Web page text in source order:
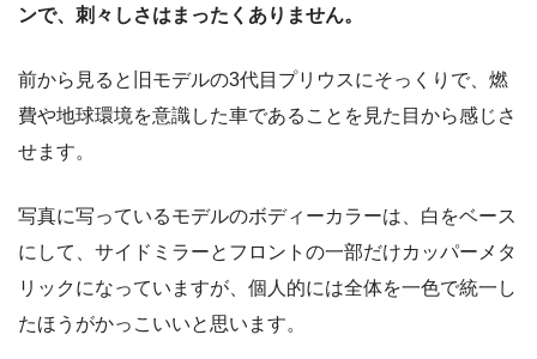
ンで、刺々しさはまったくありません。
前から見ると旧モデルの3代目プリウスにそっくりで、燃
費や地球環境を意識した車であることを見た目から感じさ
せます。
写真に写っているモデルのボディーカラーは、白をベース
にして、サイドミラーとフロントの一部だけカッパーメタ
リックになっていますが、個人的には全体を一色で統一し
たほうがかっこいいと思います。